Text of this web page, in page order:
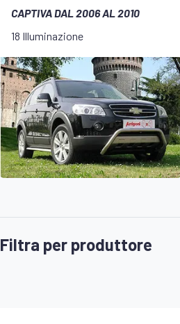
CAPTIVA DAL 2006 AL 2010
18 Illuminazione
Filtra per produttore